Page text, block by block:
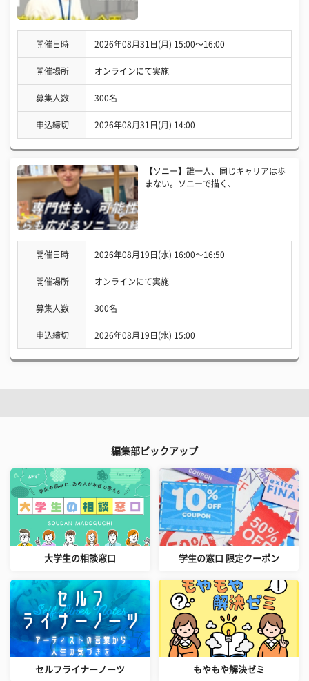
開催日時 2026年08月31日(月) 15:00〜16:00
開催場所 オンラインにて実施
募集人数 300名
申込締切 2026年08月31日(月) 14:00
【ソニー】誰一人、同じキャリアは歩
まない。ソニーで描く、
開催日時 2026年08月19日(水) 16:00〜16:50
開催場所 オンラインにて実施
募集人数 300名
申込締切 2026年08月19日(水) 15:00
編集部ピックアップ
大学生の相談窓口 学生の窓口 限定クーポン
セルフライナーノーツ もやもや解決ゼミ